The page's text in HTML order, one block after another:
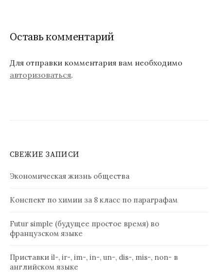
Оставь комментарий
Для отправки комментария вам необходимо
авторизоваться.
СВЕЖИЕ ЗАПИСИ
Экономическая жизнь общества
Конспект по химии за 8 класс по параграфам
Futur simple (будущее простое время) во
французском языке
Приставки il-, ir-, im-, in-, un-, dis-, mis-, non- в
английском языке